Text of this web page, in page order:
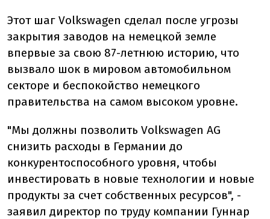
Этот шаг Volkswagen сделал после угрозы
закрытия заводов на немецкой земле
впервые за свою 87-летнюю историю, что
вызвало шок в мировом автомобильном
секторе и беспокойство немецкого
правительства на самом высоком уровне.
"Мы должны позволить Volkswagen AG
снизить расходы в Германии до
конкурентоспособного уровня, чтобы
инвестировать в новые технологии и новые
продукты за счет собственных ресурсов", -
заявил директор по труду компании Гуннар